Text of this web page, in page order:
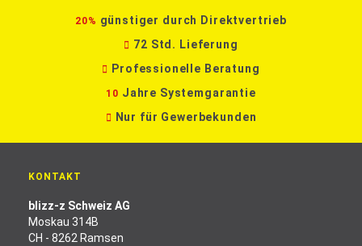
20% günstiger durch Direktvertrieb
72 Std. Lieferung
Professionelle Beratung
10 Jahre Systemgarantie
Nur für Gewerbekunden
KONTAKT
blizz-z Schweiz AG
Moskau 314B
CH - 8262 Ramsen